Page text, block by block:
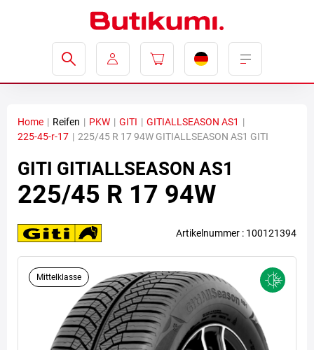
Mittelklasse
Home | Reifen | PKW | GITI | GITIALLSEASON AS1 |
225-45-r-17 | 225/45 R 17 94W GITIALLSEASON AS1 GITI
GITI GITIALLSEASON AS1
225/45 R 17 94W
Artikelnummer : 100121394